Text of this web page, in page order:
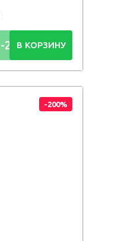
-21 474
В КОРЗИНУ
-200%